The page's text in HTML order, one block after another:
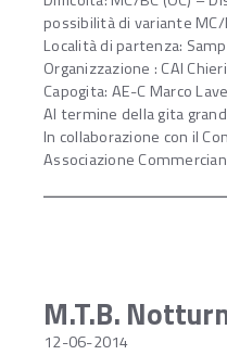
possibilità di variante MC/
Località di partenza:
Organizzazione : CAI Chieri
Capogita: AE-C Marco
Al termine della gita
In collaborazione con il
Associazione
M.T.B.
12-06-2014